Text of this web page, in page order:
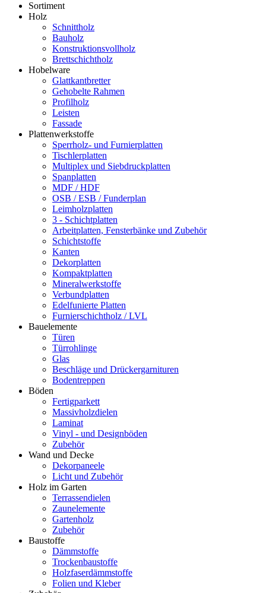
Sortiment
Holz
Schnittholz
Bauholz
Konstruktionsvollholz
Brettschichtholz
Hobelware
Glattkantbretter
Gehobelte Rahmen
Profilholz
Leisten
Fassade
Plattenwerkstoffe
Sperrholz- und Furnierplatten
Tischlerplatten
Multiplex und Siebdruckplatten
Spanplatten
MDF / HDF
OSB / ESB / Funderplan
Leimholzplatten
3 - Schichtplatten
Arbeitplatten, Fensterbänke und Zubehör
Schichtstoffe
Kanten
Dekorplatten
Kompaktplatten
Mineralwerkstoffe
Verbundplatten
Edelfunierte Platten
Furnierschichtholz / LVL
Bauelemente
Türen
Türrohlinge
Glas
Beschläge und Drückergarnituren
Bodentreppen
Böden
Fertigparkett
Massivholzdielen
Laminat
Vinyl - und Designböden
Zubehör
Wand und Decke
Dekorpaneele
Licht und Zubehör
Holz im Garten
Terrassendielen
Zaunelemente
Gartenholz
Zubehör
Baustoffe
Dämmstoffe
Trockenbaustoffe
Holzfaserdämmstoffe
Folien und Kleber